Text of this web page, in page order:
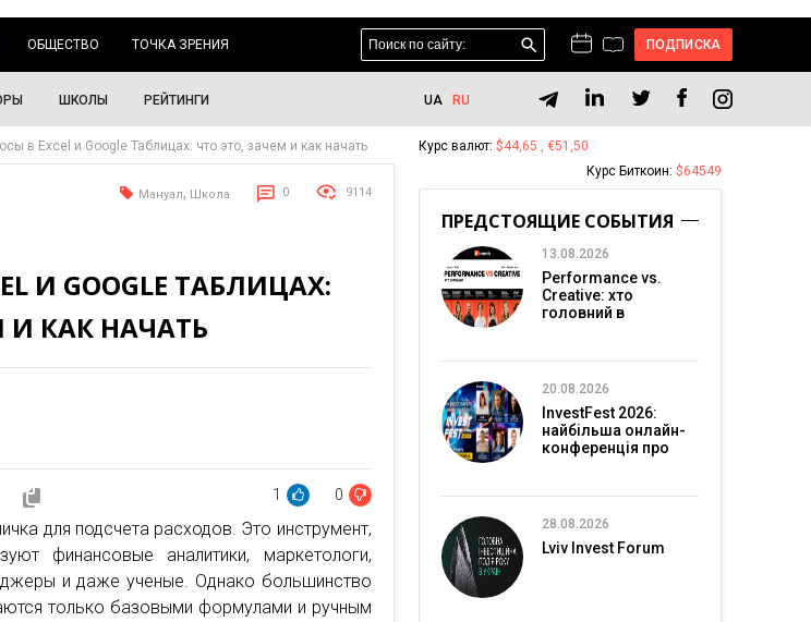
ОБЩЕСТВО ТОЧКА ЗРЕНИЯ ПОДПИСКА
ШКОЛЫ РЕЙТИНГИ UA RU
в Excel и Google Таблицах: что это, зачем и как начать
Мануал, Школа 0 9114
И GOOGLE ТАБЛИЦАХ:
И КАК НАЧАТЬ
1 0
для подсчета расходов. Это инструмент,
финансовые аналитики, маркетологи,
и даже ученые. Однако большинство
только базовыми формулами и ручным
Курс валют: $44,65 , €51,50
Курс Биткоин: $64549
ПРЕДСТОЯЩИЕ СОБЫТИЯ
13.08.2026
Performance vs.
Creative: хто
головний в
20.08.2026
InvestFest 2026:
найбільша онлайн-
конференція про
28.08.2026
Lviv Invest Forum